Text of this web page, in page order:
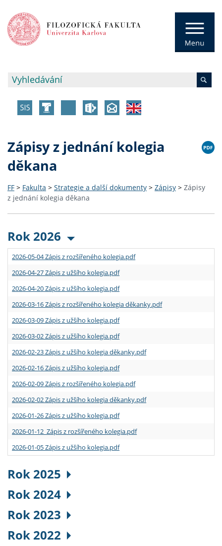
Zápisy z jednání kolegia
děkana
FF > Fakulta > Strategie a další dokumenty > Zápisy > Zápisy
z jednání kolegia děkana
Rok 2026
2026-05-04 Zápis z rozšířeného kolegia.pdf
2026-04-27 Zápis z užšího kolegia.pdf
2026-04-20 Zápis z užšího kolegia.pdf
2026-03-16 Zápis z rozšířeného kolegia děkanky.pdf
2026-03-09 Zápis z užšího kolegia.pdf
2026-03-02 Zápis z užšího kolegia.pdf
2026-02-23 Zápis z užšího kolegia děkanky.pdf
2026-02-16 Zápis z užšího kolegia.pdf
2026-02-09 Zápis z rozšířeného kolegia.pdf
2026-02-02 Zápis z užšího kolegia děkanky.pdf
2026-01-26 Zápis z užšího kolegia.pdf
2026-01-12 Zápis z rozšířeného kolegia.pdf
2026-01-05 Zápis z užšího kolegia.pdf
Rok 2025
Rok 2024
Rok 2023
Rok 2022